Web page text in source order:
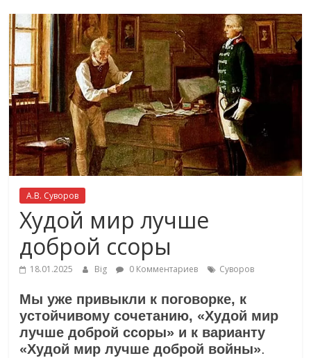
А.В. Суворов
Худой мир лучше
доброй ссоры
18.01.2025 Big 0 Комментариев Суворов
Мы уже привыкли к поговорке, к
устойчивому сочетанию, «Худой мир
лучше доброй ссоры» и к варианту
«Худой мир лучше доброй войны».